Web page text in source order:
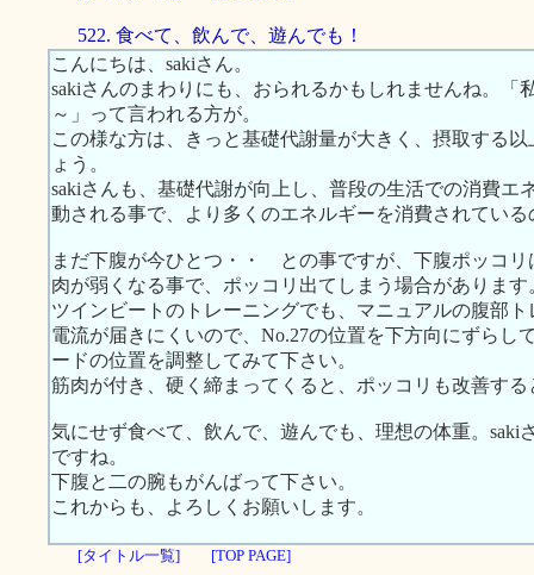
522. 食べて、飲んで、遊んでも！
こんにちは、sakiさん。
sakiさんのまわりにも、おられるかもしれませんね。「
～」って言われる方が。
この様な方は、きっと基礎代謝量が大きく、摂取する
ょう。
sakiさんも、基礎代謝が向上し、普段の生活での消費エ
動される事で、より多くのエネルギーを消費されてい
まだ下腹が今ひとつ・・ との事ですが、下腹ポッコ
肉が弱くなる事で、ポッコリ出てしまう場合があります
ツインビートのトレーニングでも、マニュアルの腹部
電流が届きにくいので、No.27の位置を下方向にずらし
ードの位置を調整してみて下さい。
筋肉が付き、硬く締まってくると、ポッコリも改善する
気にせず食べて、飲んで、遊んでも、理想の体重。saki
ですね。
下腹と二の腕もがんばって下さい。
これからも、よろしくお願いします。
[タイトル一覧] [TOP PAGE]